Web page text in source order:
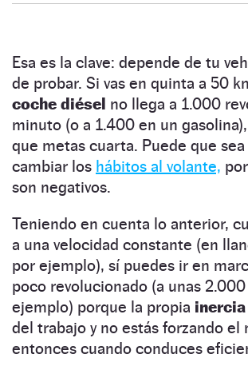
Esa es la clave: depende de tu
de probar. Si vas en quinta a 50
coche diésel no llega a 1.000
minuto (o a 1.400 en un
que metas cuarta. Puede que
cambiar los hábitos al volante,
son negativos.
Teniendo en cuenta lo anterior,
a una velocidad constante (en
por ejemplo), sí puedes ir en
poco revolucionado (a unas
ejemplo) porque la propia inercia
del trabajo y no estás forzando el
entonces cuando conduces